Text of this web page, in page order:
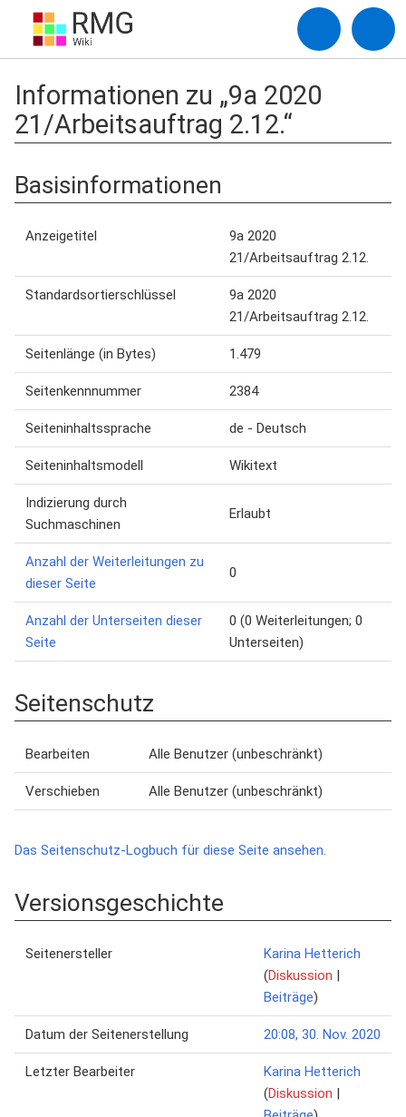
Informationen zu „9a 2020
21/Arbeitsauftrag 2.12.“
Basisinformationen
Anzeigetitel
9a 2020
21/Arbeitsauftrag 2.12.
Standardsortierschlüssel
9a 2020
21/Arbeitsauftrag 2.12.
Seitenlänge (in Bytes) 1.479
Seitenkennnummer 2384
Seiteninhaltssprache de - Deutsch
Seiteninhaltsmodell Wikitext
Indizierung durch
Suchmaschinen
Erlaubt
Anzahl der Weiterleitungen zu
dieser Seite
0
Anzahl der Unterseiten dieser
Seite
0 (0 Weiterleitungen; 0
Unterseiten)
Seitenschutz
Bearbeiten Alle Benutzer (unbeschränkt)
Verschieben Alle Benutzer (unbeschränkt)
Das Seitenschutz-Logbuch für diese Seite ansehen.
Versionsgeschichte
Seitenersteller
Karina Hetterich
(Diskussion |
Beiträge)
Datum der Seitenerstellung 20:08, 30. Nov. 2020
Letzter Bearbeiter
Karina Hetterich
(Diskussion |